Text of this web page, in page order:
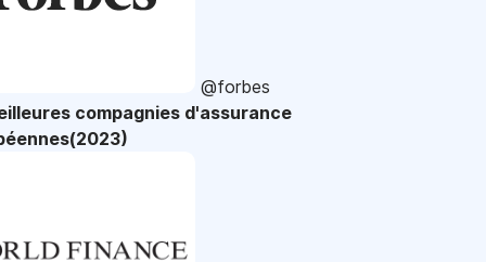
@forbes
compagnies d'assurance